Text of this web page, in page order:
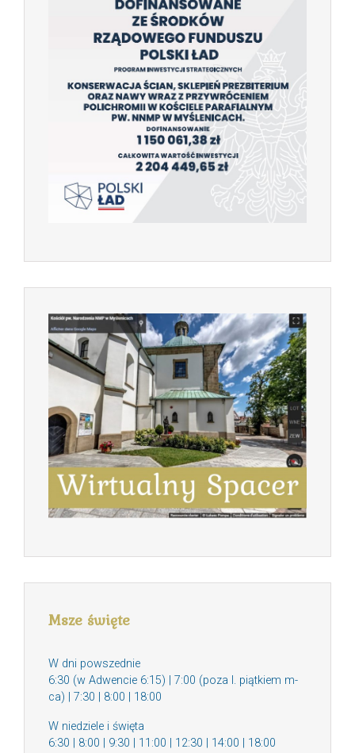
Msze święte
W dni powszednie
6:30 (w Adwencie 6:15) | 7:00 (poza I. piątkiem m-
ca) | 7:30 | 8:00 | 18:00
W niedziele i święta
6:30 | 8:00 | 9:30 | 11:00 | 12:30 | 14:00 | 18:00